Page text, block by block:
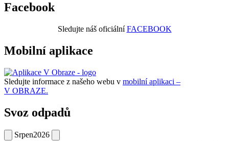
Facebook
Sledujte náš oficiálníFACEBOOK
Mobilní aplikace
Sledujte informace z našeho webu v mobilní aplikaci –
V OBRAZE.
Svoz odpadů
Srpen2026